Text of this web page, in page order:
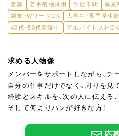
急募 若手積極採用 学歴不問
異業
副業・WワークOK
大学生・専門学生
40代・50代活躍中
アルバイト入社OK
求める人物像
メンバーをサポートしながら、チ
自分の仕事だけでなく、周りを見
経験とスキルを、次の人に伝える
そして何よりパンが好きな方！